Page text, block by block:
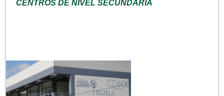
CENTROS DE NIVEL SECUNDARIA